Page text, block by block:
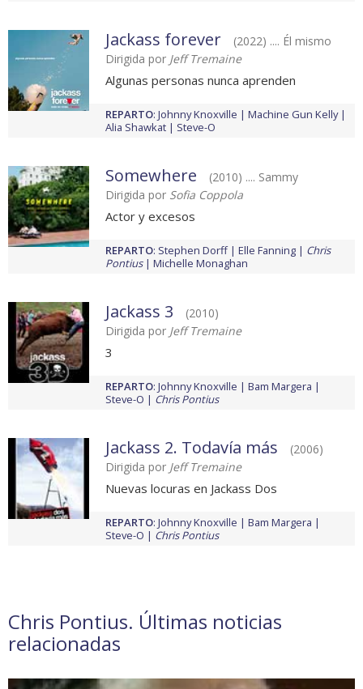
Jackass forever
(2022) .... Él mismo
Dirigida por Jeff Tremaine
Algunas personas nunca aprenden
REPARTO: Johnny Knoxville
Machine Gun Kelly
Alia Shawkat
Steve-O
Somewhere
(2010) .... Sammy
Dirigida por Sofia Coppola
Actor y excesos
REPARTO: Stephen Dorff Elle Fanning
Chris
Pontius
Michelle Monaghan
Jackass 3
(2010)
Dirigida por Jeff Tremaine
3
REPARTO: Johnny Knoxville
Bam Margera
Steve-O
Chris Pontius
Jackass 2. Todavía más
(2006)
Dirigida por Jeff Tremaine
Nuevas locuras en Jackass Dos
REPARTO: Johnny Knoxville
Bam Margera
Steve-O
Chris Pontius
Chris Pontius. Últimas noticias
relacionadas